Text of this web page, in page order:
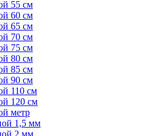
55 см
60 см
65 см
70 см
75 см
80 см
85 см
90 см
110 см
120 см
метр
1,5 мм